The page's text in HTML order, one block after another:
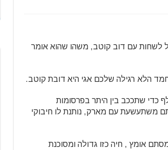
לשחות עם דוב קוטב, משהו שהוא אומר
הלא רגילה שלכם אגי היא דובת קוטב.
הצליחו לאלף כדי שתככב בין היתר בפרסומות
משתעשעת עם מארק, נותנת לו חיבוקי
אומץ , חיה כזו גדולה ומסוכנת